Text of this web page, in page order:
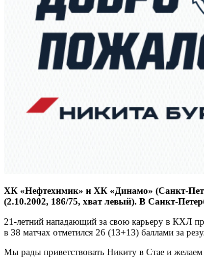
ХК «Нефтехимик» и ХК «Динамо» (Санкт-
(2.10.2002, 186/75, хват левый). В Санкт-
21-летний нападающий за свою карьеру в КХЛ
в 38 матчах отметился 26 (13+13) баллами за
Мы рады приветствовать Никиту в Стае и